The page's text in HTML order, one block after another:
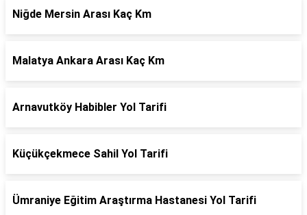
Niğde Mersin Arası Kaç Km
Malatya Ankara Arası Kaç Km
Arnavutköy Habibler Yol Tarifi
Küçükçekmece Sahil Yol Tarifi
Ümraniye Eğitim Araştırma Hastanesi Yol Tarifi